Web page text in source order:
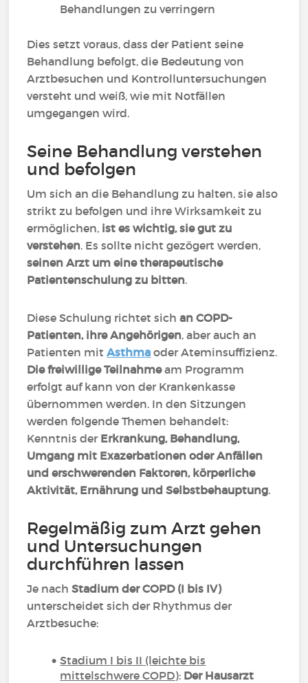
Behandlungen zu verringern
Dies setzt voraus, dass der Patient seine
Behandlung befolgt, die Bedeutung von
Arztbesuchen und Kontrolluntersuchungen
versteht und weiß, wie mit Notfällen
umgegangen wird.
Seine Behandlung verstehen
und befolgen
Um sich an die Behandlung zu halten, sie also
strikt zu befolgen und ihre Wirksamkeit zu
ermöglichen, ist es wichtig, sie gut zu
verstehen. Es sollte nicht gezögert werden,
seinen Arzt um eine therapeutische
Patientenschulung zu bitten.
Diese Schulung richtet sichan COPD-
Patienten, ihre Angehörigen, aber auch an
Patienten mitAsthma oder Ateminsuffizienz.
Die freiwillige Teilnahmeam Programm
erfolgt auf kann von der Krankenkasse
übernommen werden. In den Sitzungen
werden folgende Themen behandelt:
Kenntnis der Erkrankung, Behandlung,
Umgang mit Exazerbationen oder Anfällen
und erschwerenden Faktoren, körperliche
Aktivität, Ernährung und Selbstbehauptung.
Regelmäßig zum Arzt gehen
und Untersuchungen
durchführen lassen
Je nach Stadium der COPD (I bis IV)
unterscheidet sich der Rhythmus der
Arztbesuche:
Stadium I bis II (leichte bis
mittelschwere COPD): Der Hausarzt